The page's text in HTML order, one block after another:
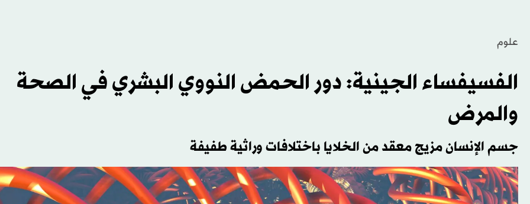
علوم
الفسيفساء الجينية: دور الحمض النووي البشري في الصحة
والمرض
جسم الإنسان مزيج معقد من الخلايا باختلافات وراثية طفيفة